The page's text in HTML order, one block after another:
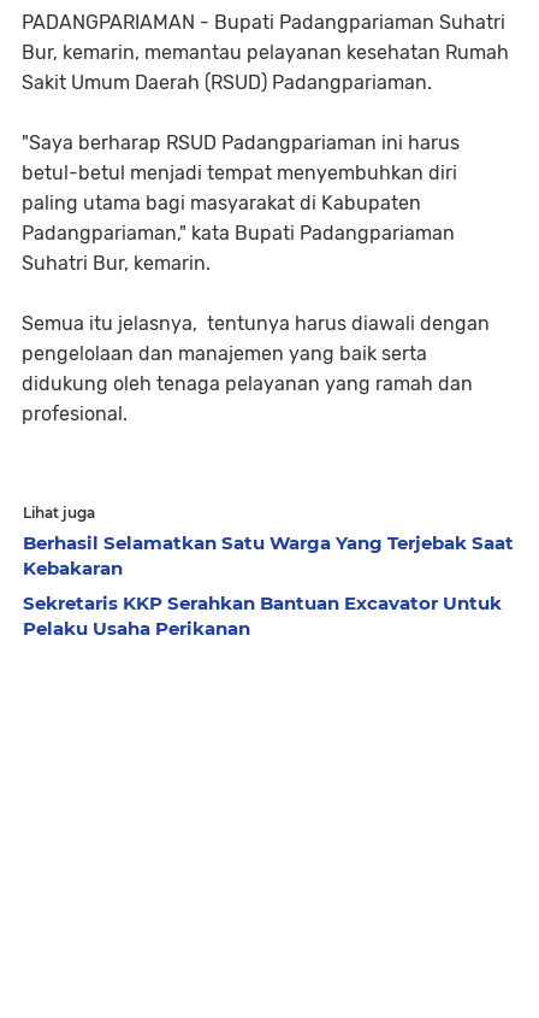
PADANGPARIAMAN - Bupati Padangpariaman Suhatri
Bur, kemarin, memantau pelayanan kesehatan Rumah
Sakit Umum Daerah (RSUD) Padangpariaman.
"Saya berharap RSUD Padangpariaman ini harus
betul-betul menjadi tempat menyembuhkan diri
paling utama bagi masyarakat di Kabupaten
Padangpariaman," kata Bupati Padangpariaman
Suhatri Bur, kemarin.
Semua itu jelasnya, tentunya harus diawali dengan
pengelolaan dan manajemen yang baik serta
didukung oleh tenaga pelayanan yang ramah dan
profesional.
Lihat juga
Berhasil Selamatkan Satu Warga Yang Terjebak Saat
Kebakaran
Sekretaris KKP Serahkan Bantuan Excavator Untuk
Pelaku Usaha Perikanan